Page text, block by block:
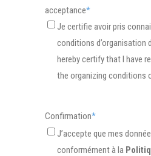
acceptance*
Je certifie avoir pris
conditions d’organisation
hereby certify that I have
the organizing conditions
Confirmation*
J’accepte que mes
conformément à la